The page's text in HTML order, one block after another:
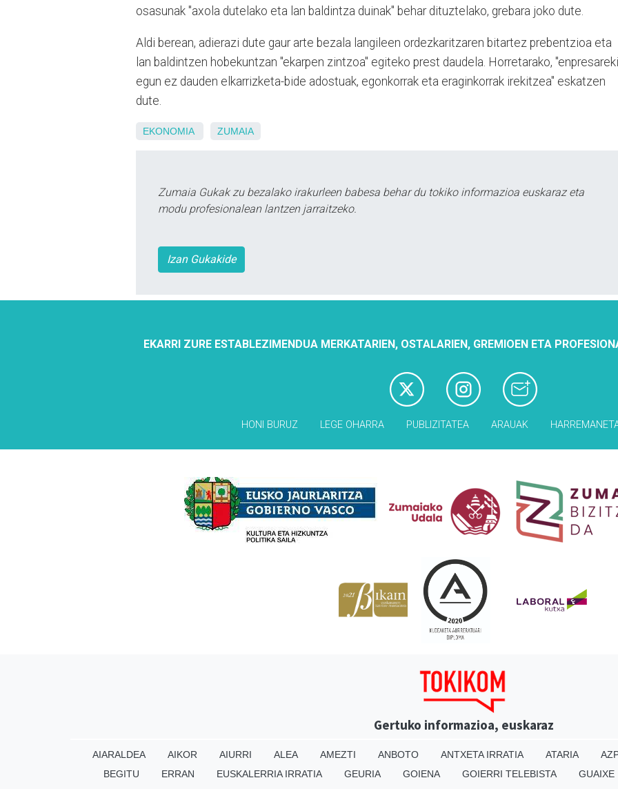
osasunak "axola dutelako eta lan baldintza duinak" behar dituztelako, grebara joko dute.
Aldi berean, adierazi dute gaur arte bezala langileen ordezkaritzaren bitartez prebentzioa eta
lan baldintzen hobekuntzan "ekarpen zintzoa" egiteko prest daudela. Horretarako,
egun ez dauden elkarrizketa-bide adostuak, egonkorrak eta eraginkorrak irekitzea" eskatzen
dute.
EKONOMIA ZUMAIA
Zumaia Gukak zu bezalako irakurleen babesa behar du tokiko informazioa euskaraz eta
modu profesionalean lantzen jarraitzeko.
Izan Gukakide
EKARRI ZURE ESTABLEZIMENDUA MERKATARIEN, OSTALARIEN, GREMIOEN ETA
HONI BURUZ LEGE OHARRA PUBLIZITATEA ARAUAK
Gertuko informazioa, euskaraz
AIARALDEA AIKOR AIURRI ALEA AMEZTI ANBOTO ANTXETA IRRATIA ATARIA
BEGITU
ERRAN EUSKALERRIA IRRATIA GEURIA GOIENA GOIERRI TELEBISTA GUAIXE